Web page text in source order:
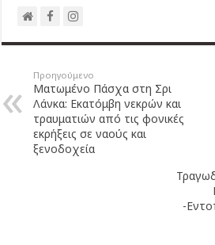
Προηγούμενο
Ματωμένο Πάσχα στη Σρι
Λάνκα: Εκατόμβη νεκρών και
τραυματιών από τις φονικές
εκρήξεις σε ναούς και
ξενοδοχεία
-